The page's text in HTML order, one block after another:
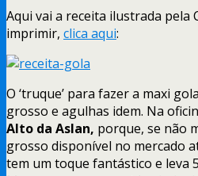
Aqui vai a receita ilustrada pela
imprimir, clica aqui:
O ‘truque’ para fazer a maxi
grosso e agulhas idem. Na
Alto da Aslan, porque, se não
grosso disponível no mercado
tem um toque fantástico e leva